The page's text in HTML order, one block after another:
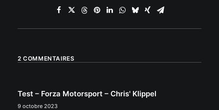
2 COMMENTAIRES
Test – Forza Motorsport – Chris' Klippel
9 octobre 2023